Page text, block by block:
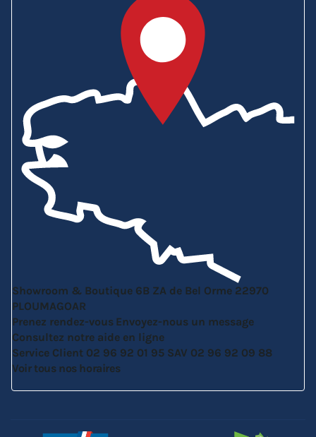
Showroom & Boutique 6B ZA de Bel Orme 22970
PLOUMAGOAR
Prenez rendez-vous Envoyez-nous un message
Consultez notre aide en ligne
Service Client 02 96 92 01 95 SAV 02 96 92 09 88
Voir tous nos horaires